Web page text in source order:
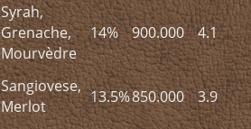
Syrah,
Grenache,
Mourvèdre
14% 900.000 4.1
Sangiovese,
Merlot
13.5%850.000 3.9